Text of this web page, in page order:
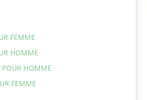
FEMME
HOMME
POUR HOMME
FEMME